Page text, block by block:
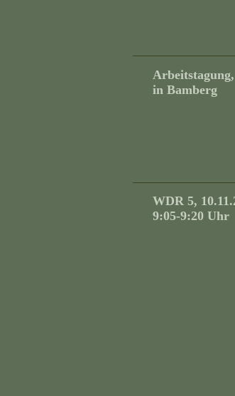
in Bamberg
WDR 5,
9:05-9:20 Uhr